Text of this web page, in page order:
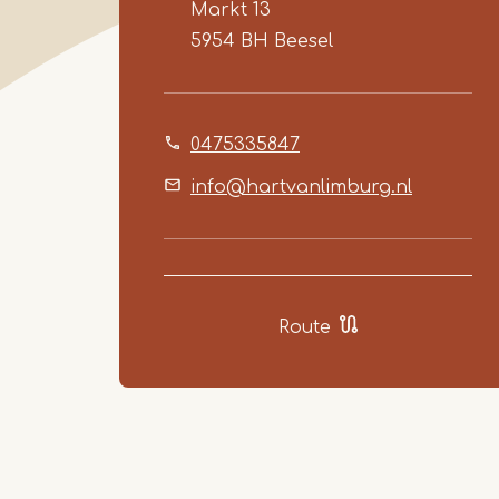
Markt 13
5954 BH Beesel
0475335847
info@hartvanlimburg.nl
Route